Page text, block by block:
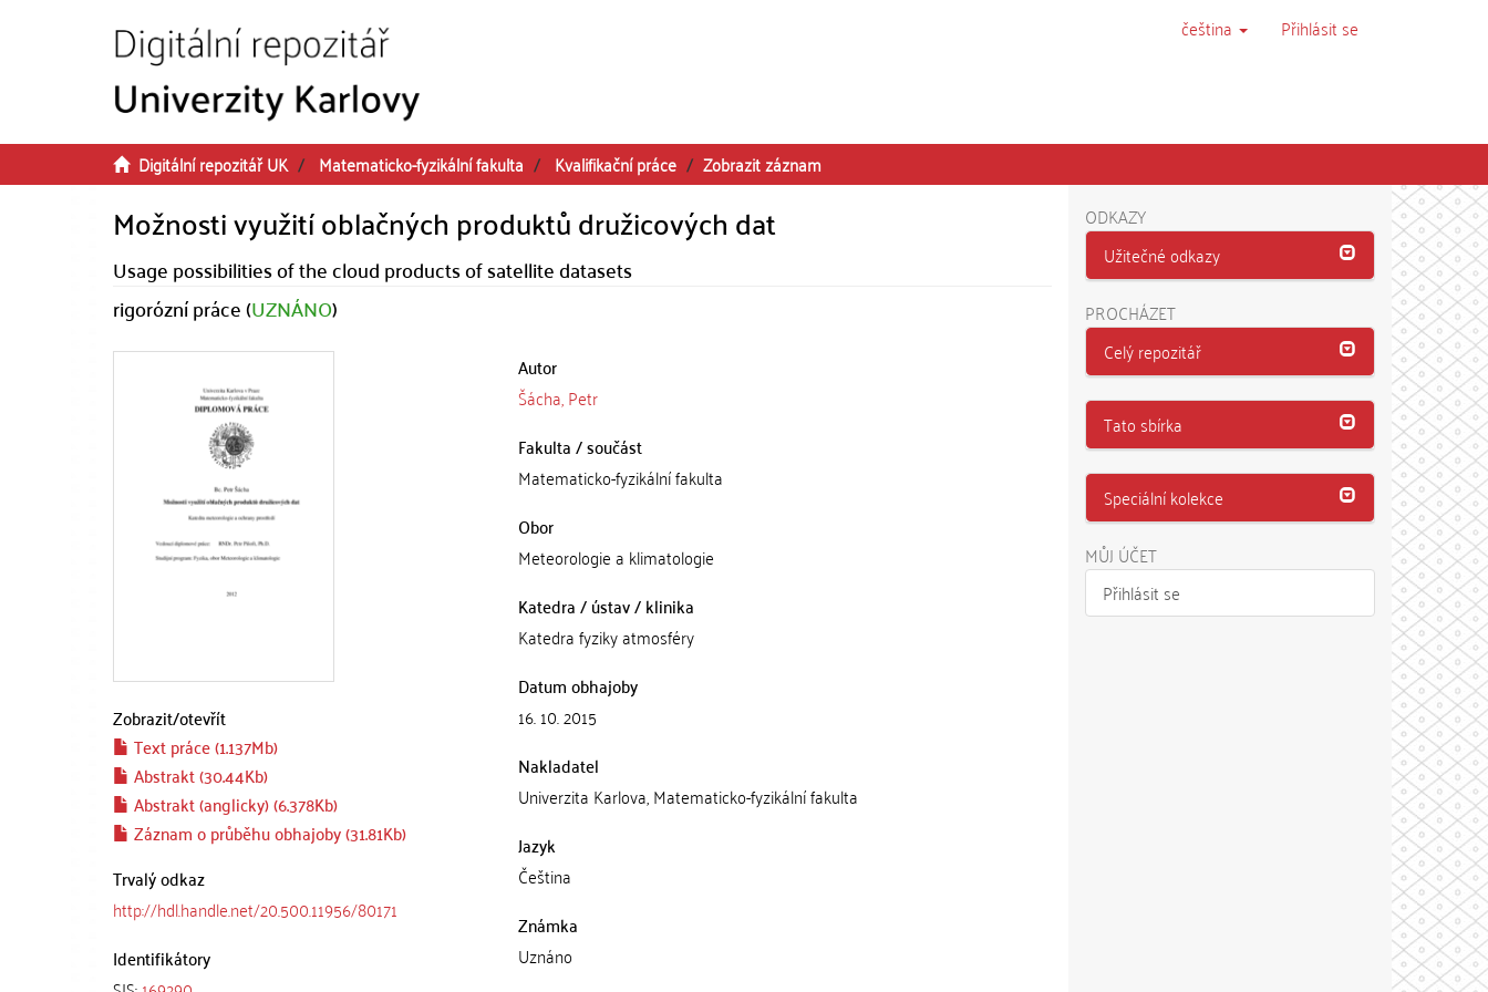
čeština Přihlásit se
Digitální repozitář UK Matematicko-fyzikální fakulta Kvalifikační práce Zobrazit záznam
Možnosti využití oblačných produktů družicových dat
Usage possibilities of the cloud products of satellite datasets
rigorózní práce (UZNÁNO)
Zobrazit/otevřít
Text práce (1.137Mb)
Abstrakt (30.44Kb)
Abstrakt (anglicky) (6.378Kb)
Záznam o průběhu obhajoby (31.81Kb)
Trvalý odkaz
http://hdl.handle.net/20.500.11956/80171
Identifikátory
Autor
Šácha, Petr
Fakulta / součást
Matematicko-fyzikální fakulta
Obor
Meteorologie a klimatologie
Katedra / ústav / klinika
Katedra fyziky atmosféry
Datum obhajoby
16. 10. 2015
Nakladatel
Univerzita Karlova, Matematicko-fyzikální fakulta
Jazyk
Čeština
Známka
Uznáno
ODKAZY
Užitečné odkazy
PROCHÁZET
Celý repozitář
Tato sbírka
Speciální kolekce
MŮJ ÚČET
Přihlásit se